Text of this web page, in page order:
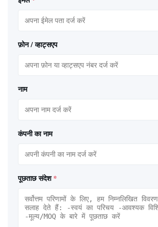
फ़ोन / व्हाट्सएप
नाम
कंपनी का नाम
पूछताछ संदेश *